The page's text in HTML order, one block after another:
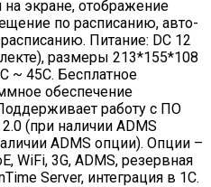
на экране, отображение
по расписанию, авто-
Питание: DC 12
размеры 213*155*108
~ 45С. Бесплатное
обеспечение
работу с ПО
(при наличии ADMS
ADMS опции). Опции –
WiFi, 3G, ADMS, резервная
Server, интеграция в 1С.